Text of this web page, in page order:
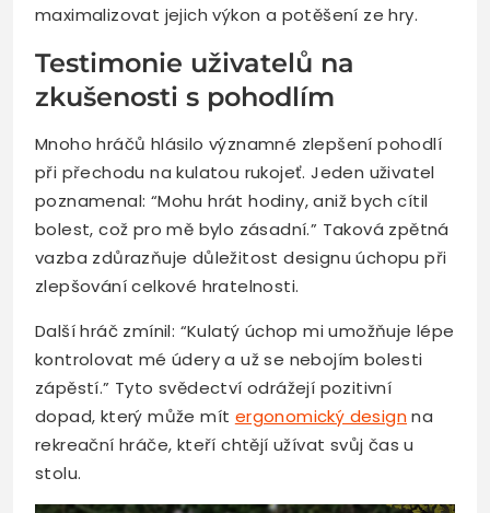
maximalizovat jejich výkon a potěšení ze hry.
Testimonie uživatelů na
zkušenosti s pohodlím
Mnoho hráčů hlásilo významné zlepšení pohodlí
při přechodu na kulatou rukojeť. Jeden uživatel
poznamenal: “Mohu hrát hodiny, aniž bych cítil
bolest, což pro mě bylo zásadní.” Taková zpětná
vazba zdůrazňuje důležitost designu úchopu při
zlepšování celkové hratelnosti.
Další hráč zmínil: “Kulatý úchop mi umožňuje lépe
kontrolovat mé údery a už se nebojím bolesti
zápěstí.” Tyto svědectví odrážejí pozitivní
dopad, který může mít ergonomický designna
rekreační hráče, kteří chtějí užívat svůj čas u
stolu.